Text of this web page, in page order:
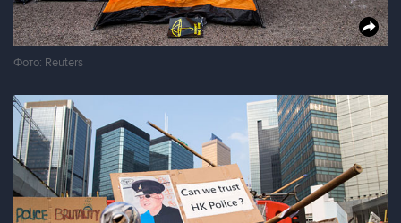
Фото: Reuters